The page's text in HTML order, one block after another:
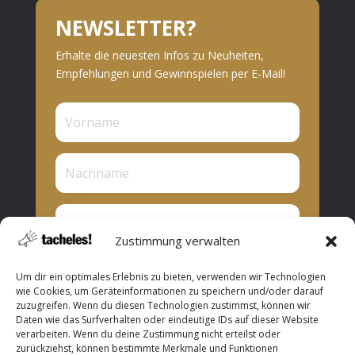
Zustimmung verwalten
Um dir ein optimales Erlebnis zu bieten, verwenden wir Technologien
wie Cookies, um Geräteinformationen zu speichern und/oder darauf
zuzugreifen. Wenn du diesen Technologien zustimmst, können wir
Daten wie das Surfverhalten oder eindeutige IDs auf dieser Website
verarbeiten. Wenn du deine Zustimmung nicht erteilst oder
zurückziehst, können bestimmte Merkmale und Funktionen
NEWSLETTER?
Erhalte die neuesten Infos zu Neuheiten,
Empfehlungen und Gewinnspielen per E-Mail!
Privat
Presse
Abonnieren